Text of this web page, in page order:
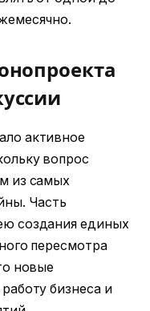
активное
вопрос
из самых
Часть
создания единых
пересмотра
новые
бизнеса и